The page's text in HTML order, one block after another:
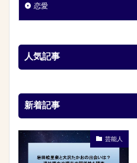
恋愛
人気記事
新着記事
芸能人